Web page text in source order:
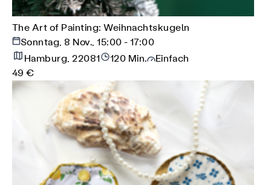
The Art of Painting: Weihnachtskugeln
Sonntag, 8 Nov., 15:00 - 17:00
Hamburg, 22081
120 Min.
Einfach
49 €